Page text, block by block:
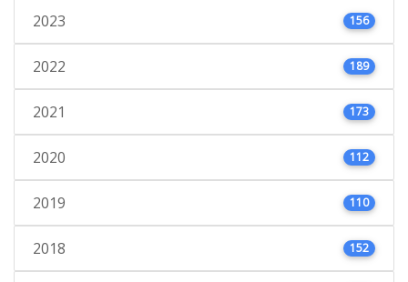
2023 156
2022 189
2021 173
2020 112
2019 110
2018 152